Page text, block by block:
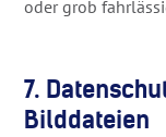
oder grob
7.
Bilddateien